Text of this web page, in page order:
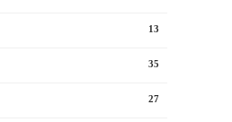
13
35
27